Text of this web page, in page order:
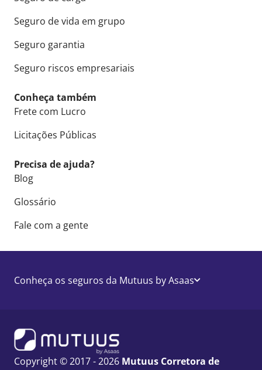
Seguro de vida em grupo
Seguro garantia
Seguro riscos empresariais
Conheça também
Frete com Lucro
Licitações Públicas
Precisa de ajuda?
Blog
Glossário
Fale com a gente
Conheça os seguros da Mutuus by Asaas
Copyright © 2017 - 2026 Mutuus Corretora de